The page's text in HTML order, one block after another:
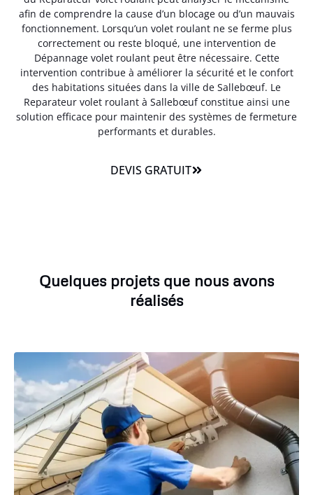
afin de comprendre la cause d’un blocage ou d’un mauvais
fonctionnement. Lorsqu’un volet roulant ne se ferme plus
correctement ou reste bloqué, une intervention de
Dépannage volet roulant peut être nécessaire. Cette
intervention contribue à améliorer la sécurité et le confort
des habitations situées dans la ville de Sallebœuf. Le
Reparateur volet roulant à Sallebœuf constitue ainsi une
solution efficace pour maintenir des systèmes de fermeture
performants et durables.
DEVIS GRATUIT
Quelques projets que nous avons
réalisés